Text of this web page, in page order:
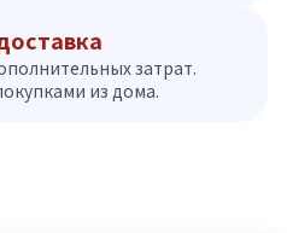
затрат.
из дома.